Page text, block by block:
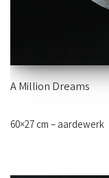
A Million Dreams
60×27 cm – aardewerk